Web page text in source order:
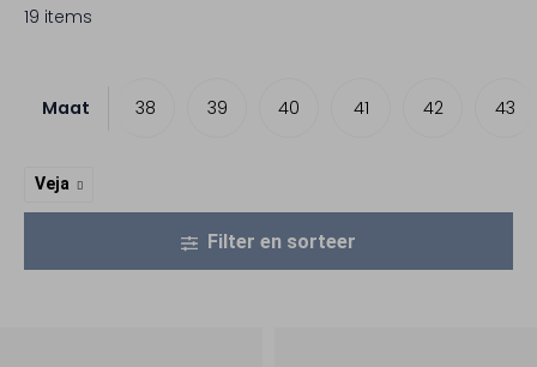
19 items
Maat
37 38 39 40 41 42 43
Veja
Filter en sorteer